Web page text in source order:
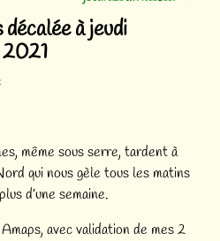
à jeudi
même sous serre, tardent à
qui nous gèle tous les matins
d’une semaine.
avec validation de mes 2